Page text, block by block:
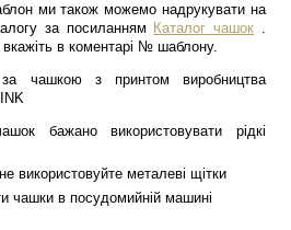
ми також можемо надрукувати на
за посиланням Каталог чашок .
в коментарі № шаблону.
за чашкою з принтом виробництва
бажано використовувати рідкі
використовуйте металеві щітки
чашки в посудомийній машині